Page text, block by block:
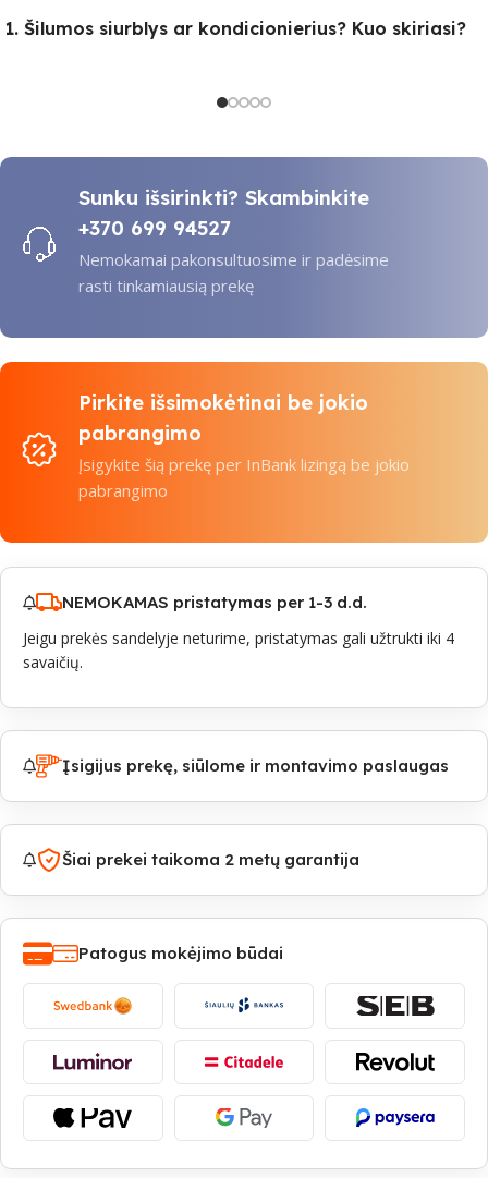
1. Šilumos siurblys ar kondicionierius? Kuo skiriasi?
Sunku išsirinkti? Skambinkite
+370 699 94527
Nemokamai pakonsultuosime ir padėsime
rasti tinkamiausią prekę
Pirkite išsimokėtinai be jokio
pabrangimo
Įsigykite šią prekę per InBank lizingą be jokio
pabrangimo
NEMOKAMAS pristatymas per 1-3 d.d.
Jeigu prekės sandelyje neturime, pristatymas gali užtrukti iki 4
savaičių.
Įsigijus prekę, siūlome ir montavimo paslaugas
Šiai prekei taikoma 2 metų garantija
Patogus mokėjimo būdai